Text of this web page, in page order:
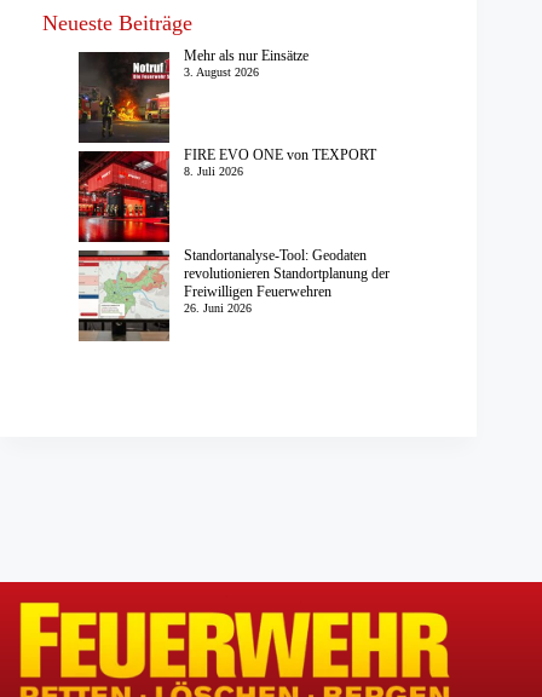
Neueste Beiträge
Mehr als nur Einsätze
3. August 2026
FIRE EVO ONE von TEXPORT
8. Juli 2026
Standortanalyse-Tool: Geodaten
revolutionieren Standortplanung der
Freiwilligen Feuerwehren
26. Juni 2026